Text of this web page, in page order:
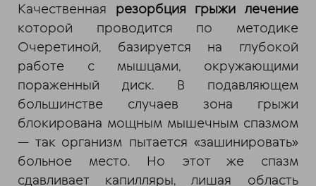
Качественная резорбция грыжи лечение
которой проводится по методике
Очеретиной, базируется на глубокой
работе с мышцами, окружающими
пораженный диск. В подавляющем
большинстве случаев зона грыжи
блокирована мощным мышечным спазмом
— так организм пытается «зашинировать»
больное место. Но этот же спазм
сдавливает капилляры, лишая область